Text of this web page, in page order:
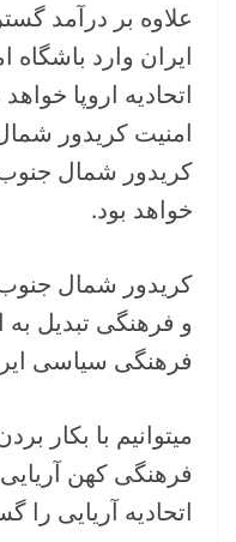
علاوه بر درآمد
ایران وارد
اتحادیه اروپا
امنیت کریدور
کریدور شمال جنوب
خواهد بود.
کریدور شمال جنوب
و فرهنگی تبدیل
فرهنگی سیاسی
میتوانیم با بکار
فرهنگی کهن
اتحادیه آریایی را